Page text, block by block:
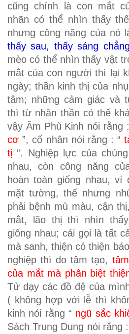
cũng chính là con mắt
nhãn có thể nhìn thấy
nhưng công năng của nó
thấy sau, thấy sáng
mèo có thể nhìn thấy vật
mắt của con người thì lại
ngày; thần kinh thị của
tâm; những cảm giác và
thì từ nhãn thần có thể
vậy Âm Phù Kinh nói rằng
cơ ”, cổ nhân nói rằng : “
tị”. Nghiệp lực của
nhau, còn công năng
hoàn toàn giống nhau,
mặt tường, thế nhưng
phải bệnh mù màu, cận
mắt, lão thị thì nhìn
giống nhau; cái gọi là tất
mà sanh, thiện có thiện
nghiệp thì do tâm tạo,
của mắt mà phân biệt
Tử dạy các đồ đệ của
( không hợp với lễ thì
kinh nói rằng “ ngũ sắc
Sách Trung Dung nói rằng